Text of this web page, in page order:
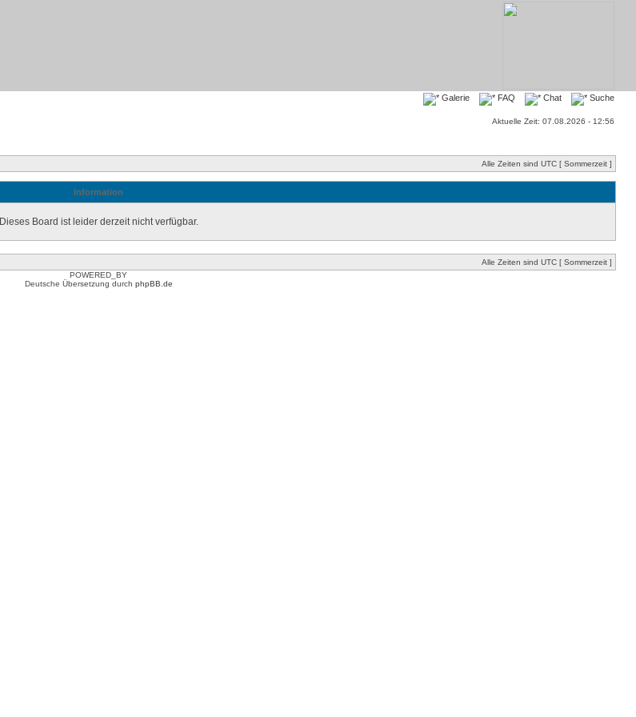
Galerie FAQ Chat Suche
Aktuelle Zeit: 07.08.2026 - 12:56
Alle Zeiten sind UTC [ Sommerzeit ]
Information
Dieses Board ist leider derzeit nicht verfügbar.
Alle Zeiten sind UTC [ Sommerzeit ]
POWERED_BY
Deutsche Übersetzung durch phpBB.de